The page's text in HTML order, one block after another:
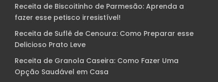
Receita de Biscoitinho de Parmesão: Aprenda a
fazer esse petisco irresistível!
Receita de Suflê de Cenoura: Como Preparar esse
Delicioso Prato Leve
Receita de Granola Caseira: Como Fazer Uma
Opção Saudável em Casa